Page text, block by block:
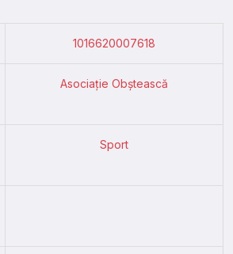
1016620007618
Asociație Obștească
Sport